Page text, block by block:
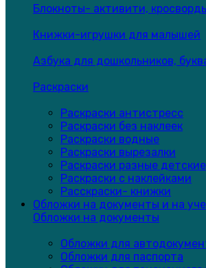
Блокноты- активити,
Книжки-игрушки для малышей
Азбука для дошкольников,
Раскраски
Раскраски антистресс
Раскраски без наклеек
Раскраски водные
Раскраски вырезалки
Раскраски разные детские
Раскраски с наклейками
Расскраски- книжки
Обложки на документы и на
Обложки на документы
Обложки для
Обложки для паспорта